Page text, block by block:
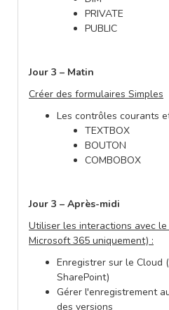
PRIVATE
PUBLIC
Jour 3 – Matin
Créer des formulaires Simples
Les contrôles courants
TEXTBOX
BOUTON
COMBOBOX
Jour 3 – Après-midi
Utiliser les interactions avec
Microsoft 365 uniquement) :
Enregistrer sur le Cloud
SharePoint)
Gérer l'enregistrement
des versions